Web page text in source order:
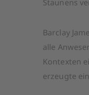
Staunens
Barclay
alle
Kontexten
erzeugte